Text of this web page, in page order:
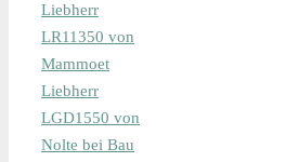
Liebherr
LR11350 von
Mammoet
Liebherr
LGD1550 von
Nolte bei Bau